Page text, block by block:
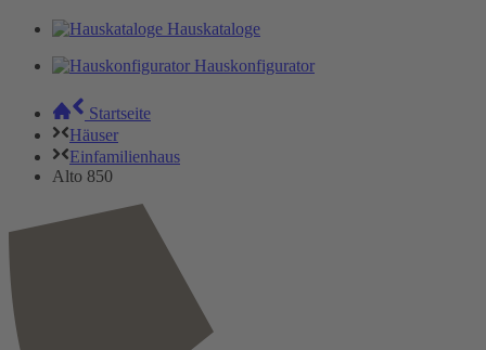
Hauskataloge
Hauskonfigurator
Startseite
Häuser
Einfamilienhaus
Alto 850